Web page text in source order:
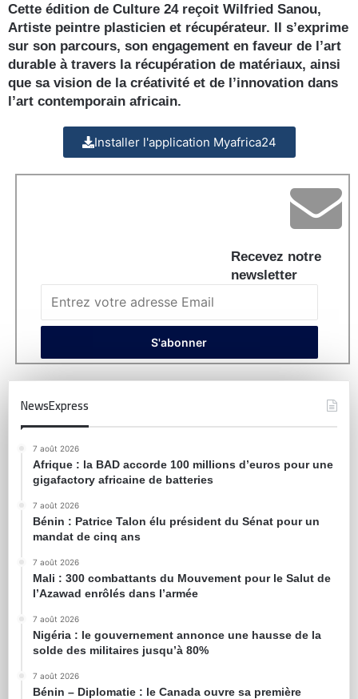
Cette édition de Culture 24 reçoit Wilfried Sanou,
Artiste peintre plasticien et récupérateur. Il s’exprime
sur son parcours, son engagement en faveur de l’art
durable à travers la récupération de matériaux, ainsi
que sa vision de la créativité et de l’innovation dans
l’art contemporain africain.
Installer l'application Myafrica24
Recevez notre
newsletter
NewsExpress
7 août 2026
Afrique : la BAD accorde 100 millions d’euros pour une
gigafactory africaine de batteries
7 août 2026
Bénin : Patrice Talon élu président du Sénat pour un
mandat de cinq ans
7 août 2026
Mali : 300 combattants du Mouvement pour le Salut de
l’Azawad enrôlés dans l’armée
7 août 2026
Nigéria : le gouvernement annonce une hausse de la
solde des militaires jusqu’à 80%
7 août 2026
Bénin – Diplomatie : le Canada ouvre sa première